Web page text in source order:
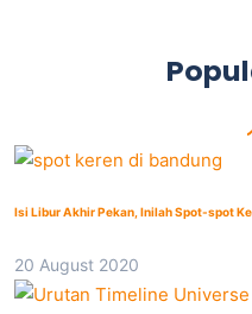
Isi Libur Akhir Pekan, Inilah Spot-spot
20 August 2020